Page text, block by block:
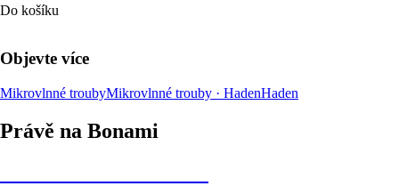
Do košíku
Objevte více
Mikrovlnné troubyMikrovlnné trouby · HadenHaden
Právě na Bonami